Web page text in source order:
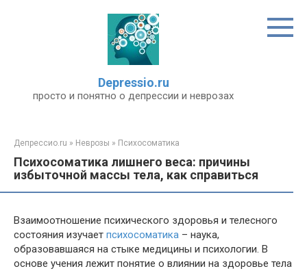
Depressio.ru
просто и понятно о депрессии и неврозах
Депрессио.ru » Неврозы » Психосоматика
Психосоматика лишнего веса: причины
избыточной массы тела, как справиться
Взаимоотношение психического здоровья и телесного
состояния изучает психосоматика – наука,
образовавшаяся на стыке медицины и психологии. В
основе учения лежит понятие о влиянии на здоровье тела